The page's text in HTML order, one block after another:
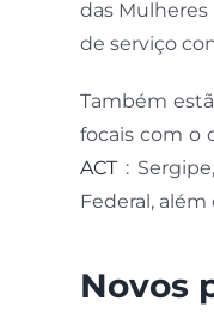
das
de serviço
Também
focais com o
ACT :
Federal,
Novos